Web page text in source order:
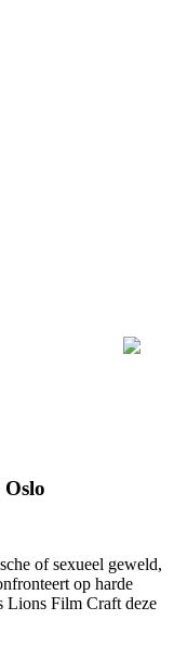
of sexueel geweld,
op harde
Lions Film Craft deze